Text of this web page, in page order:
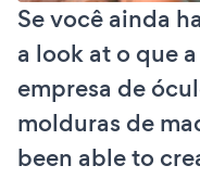
Se você ainda
a look at o que
empresa de
molduras de
been able to